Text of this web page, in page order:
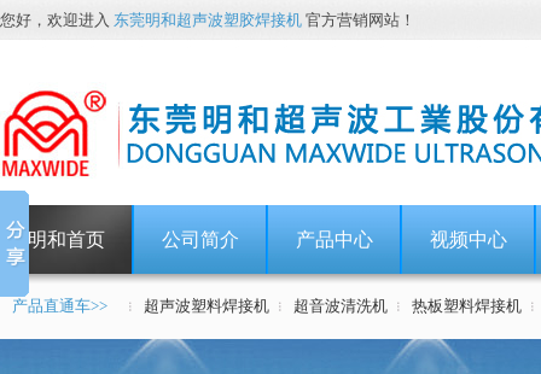
您好，欢迎进入 东莞明和超声波塑胶焊接机 官方营销网站！
明和首页 公司简介 产品中心 视频中心
产品直通车>> 超声波塑料焊接机 超音波清洗机 热板塑料焊接机